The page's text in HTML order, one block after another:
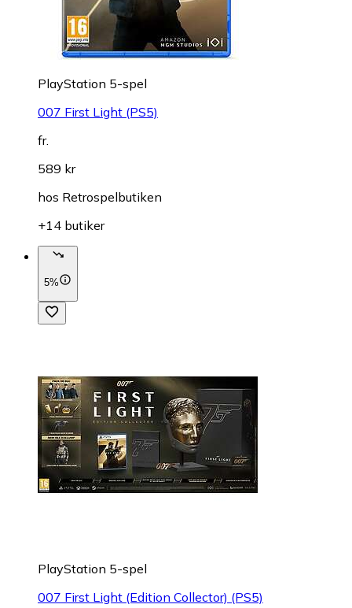
PlayStation 5-spel
007 First Light (PS5)
fr.
589 kr
hos Retrospelbutiken
+14 butiker
5%
PlayStation 5-spel
007 First Light (Edition Collector) (PS5)